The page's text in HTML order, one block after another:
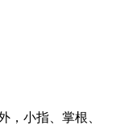
，小指、掌根、